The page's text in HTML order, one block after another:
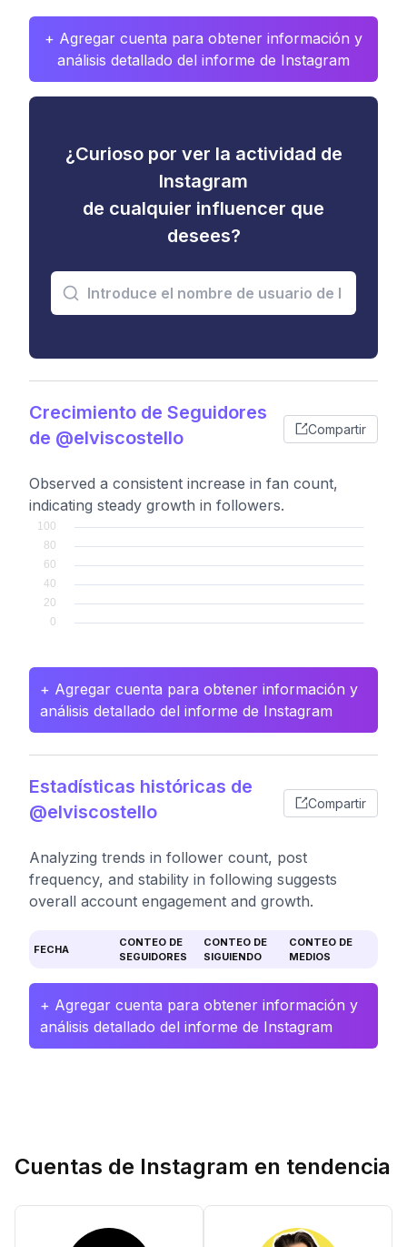
+ Agregar cuenta para obtener información y
análisis detallado del informe de Instagram
¿Curioso por ver la actividad de
Instagram
de cualquier influencer que
desees?
Crecimiento de Seguidores
de @elviscostello
Compartir
Observed a consistent increase in fan count,
indicating steady growth in followers.
+ Agregar cuenta para obtener información y
análisis detallado del informe de Instagram
Estadísticas históricas de
@elviscostello
Compartir
Analyzing trends in follower count, post
frequency, and stability in following suggests
overall account engagement and growth.
FECHA
CONTEO DE
SEGUIDORES
CONTEO DE
SIGUIENDO
CONTEO DE
MEDIOS
+ Agregar cuenta para obtener información y
análisis detallado del informe de Instagram
Cuentas de Instagram en tendencia